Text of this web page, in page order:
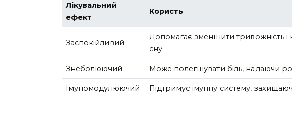
Лікувальний
ефект
Користь
Заспокійливий
Допомагає зменшити тривожність
сну
Знеболюючий Може полегшувати біль, надаючи
Імуномодулюючий Підтримує імунну систему,